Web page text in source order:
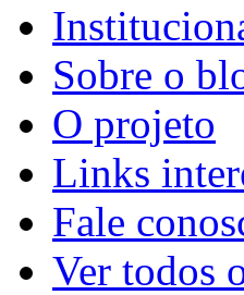
Sobre o
O projeto
Links
Fale
Ver todos